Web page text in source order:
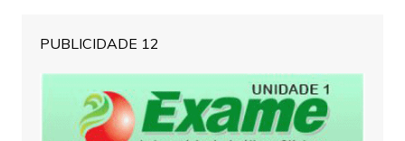
PUBLICIDADE 12